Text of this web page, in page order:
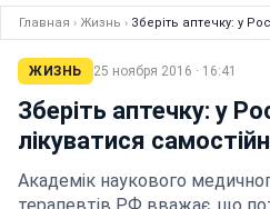
Главная › Жизнь › Зберіть аптечку: у
ЖИЗНЬ 25 ноября 2016 · 16:41
Зберіть аптечку: у
лікуватися
Академік наукового